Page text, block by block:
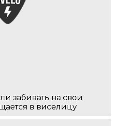
забивать на свои
в виселицу